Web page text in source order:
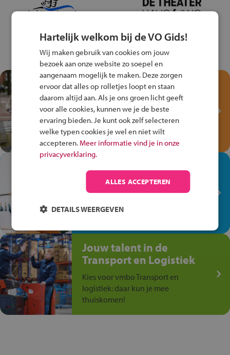
Test je kennis met het
Fiets Veilig
Verkeersspel!
Speel het Fiets Veilig Verkeersspel
en win een Cortina-fiets!
plek!
Ontdek via het vmbo jouw talent
op de winkelvloer, waar elke dag
Jouw talent in de
Transport en Logistiek
Kies voor vmbo Transport en
logistiek: daar kun je mee
thuiskomen!
Hartelijk welkom bij de VO Gids!
Wij maken gebruik van cookies om jouw
bezoek aan onze website zo soepel en
aangenaam mogelijk te maken. Deze zorgen
ervoor dat alles op rolletjes loopt en staan
daarom altijd aan. Als je ons groen licht geeft
voor alle cookies, kunnen we je de beste
ervaring bieden. Je kunt ook zelf selecteren
welke typen cookies je wel en niet wilt
accepteren. Meer informatie vind je in onze
privacyverklaring.
ALLES ACCEPTEREN
DETAILS WEERGEVEN